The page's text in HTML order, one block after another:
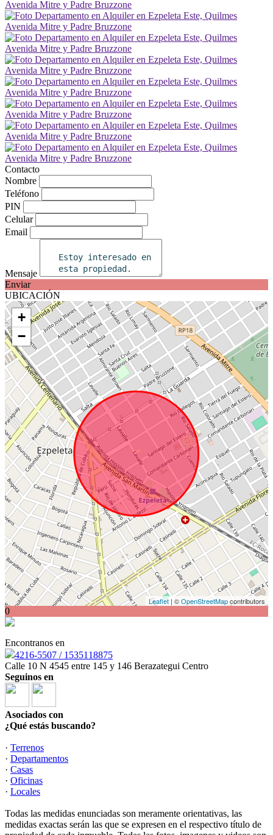
Contacto
Nombre
Teléfono
PIN
Celular
Email
Mensaje
Enviar
UBICACIÓN
+
−
Leaflet | ©OpenStreetMapcontributors
0
Encontranos en
4216-5507 / 1535118875
Calle 10 N 4545 entre 145 y 146 Berazategui Centro
Seguinos en
Asociados con
¿Qué estás buscando?
· Terrenos
· Departamentos
· Casas
· Oficinas
· Locales
Todas las medidas enunciadas son meramente orientativas, las
medidas exactas serán las que se expresen en el respectivo título de